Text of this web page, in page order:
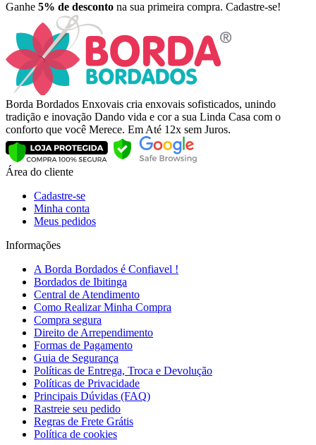
Ganhe 5% de desconto na sua primeira compra. Cadastre-se!
Borda Bordados Enxovais cria enxovais sofisticados, unindo
tradição e inovação Dando vida e cor a sua Linda Casa com o
conforto que você Merece. Em Até 12x sem Juros.
Área do cliente
Cadastre-se
Minha conta
Meus pedidos
Informações
A Borda Bordados é Confiavel !
Bordados de Ibitinga
Central de Atendimento
Como Realizar Minha Compra
Compra segura
Direito de Arrependimento
Formas de Pagamento
Guia de Segurança
Políticas de Entrega, Troca e Devolução
Políticas de Privacidade
Principais Dúvidas (FAQ)
Rastreie seu pedido
Regras de Frete Grátis
Política de cookies